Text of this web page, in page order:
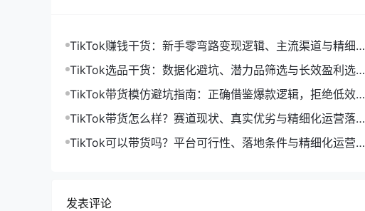
TikTok赚钱干货：新手零弯路变现逻辑、主流渠道与精细化
落地打法
TikTok选品干货：数据化避坑、潜力品筛选与长效盈利选品
体系
TikTok带货模仿避坑指南：正确借鉴爆款逻辑，拒绝低效搬
运限流
TikTok带货怎么样？赛道现状、真实优劣与精细化运营落地
解析
TikTok可以带货吗？平台可行性、落地条件与精细化运营解
发表评论